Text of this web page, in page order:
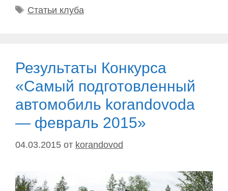
Метки
Статьи клуба
Результаты Конкурса
«Самый подготовленный
автомобиль korandovoda
— февраль 2015»
04.03.2015 от korandovod